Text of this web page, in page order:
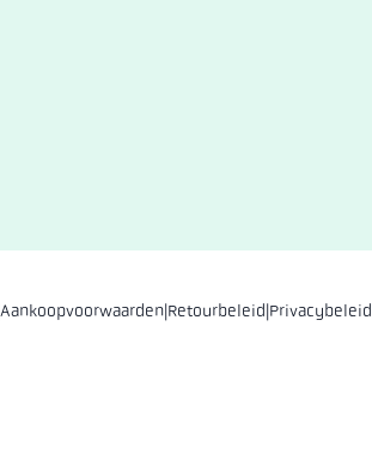
Aankoopvoorwaarden|Retourbeleid|Privacybeleid